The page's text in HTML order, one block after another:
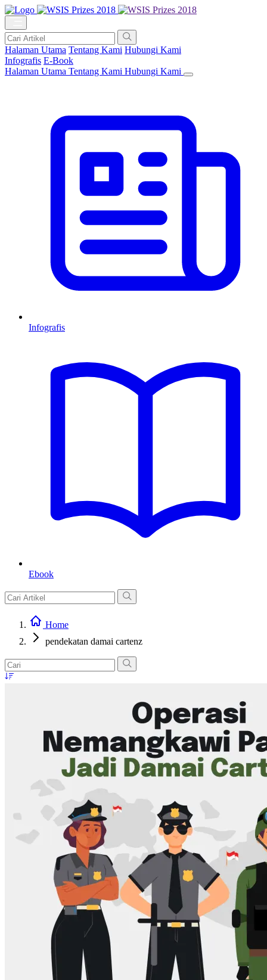
Halaman Utama Tentang Kami Hubungi Kami
Infografis E-Book
Halaman Utama Tentang Kami Hubungi Kami
Infografis
Ebook
Home
pendekatan damai cartenz